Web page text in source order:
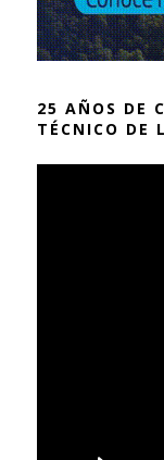
25 AÑOS DE
TÉCNICO DE